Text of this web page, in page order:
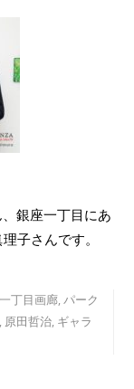
銀座一丁目にあ
子さんです。
丁目画廊,パーク
, 原田哲治, ギャラ